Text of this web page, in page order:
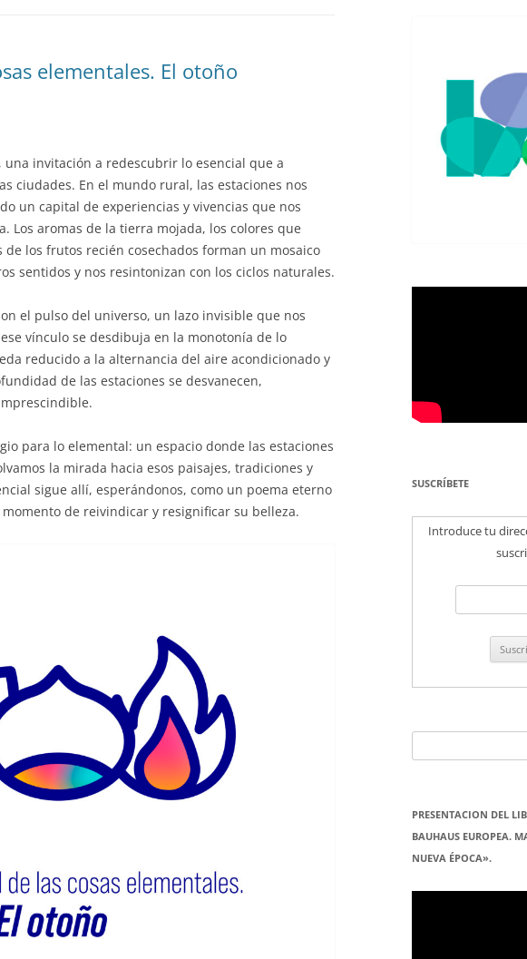
NUEVOS EMPRENDEDORES EN TU
GESTIÓN DEL CONOCIMIENTO EN
TRABAJAR EL LIDERAZGO
TUS RASGOS DE LIDERAZGO
elementales. El otoño
invitación a redescubrir lo esencial que a
ciudades. En el mundo rural, las estaciones nos
un capital de experiencias y vivencias que nos
Los aromas de la tierra mojada, los colores que
los frutos recién cosechados forman un mosaico
sentidos y nos resintonizan con los ciclos naturales.
el pulso del universo, un lazo invisible que nos
vínculo se desdibuja en la monotonía de lo
reducido a la alternancia del aire acondicionado y
de las estaciones se desvanecen,
para lo elemental: un espacio donde las estaciones
la mirada hacia esos paisajes, tradiciones y
sigue allí, esperándonos, como un poema eterno
de reivindicar y resignificar su belleza.
SUSCRÍBETE
Introduce tu
PRESENTACION DEL
BAUHAUS EUROPEA.
NUEVA ÉPOCA».